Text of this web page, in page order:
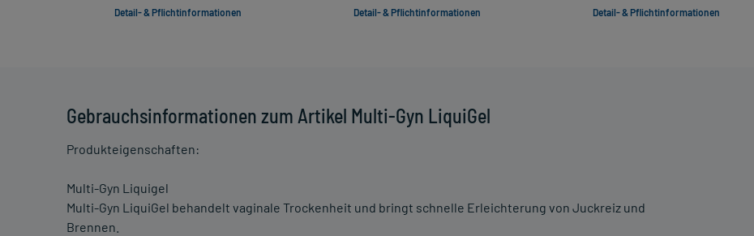
Gebrauchsinformationen zum Artikel Multi-Gyn LiquiGel
Produkteigenschaften:
Multi-Gyn Liquigel
Multi-Gyn LiquiGel behandelt vaginale Trockenheit und bringt schnelle Erleichterung von Juckreiz und
Brennen.
Detail- & Pflichtinformationen Detail- & Pflichtinformationen Detail- & Pflichtinformationen